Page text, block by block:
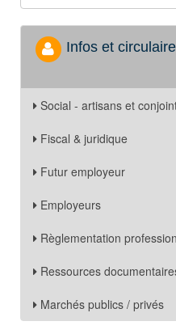
Infos et
Social - artisans et
Fiscal & juridique
Futur employeur
Employeurs
Règlementation
Ressources
Marchés publics / privés